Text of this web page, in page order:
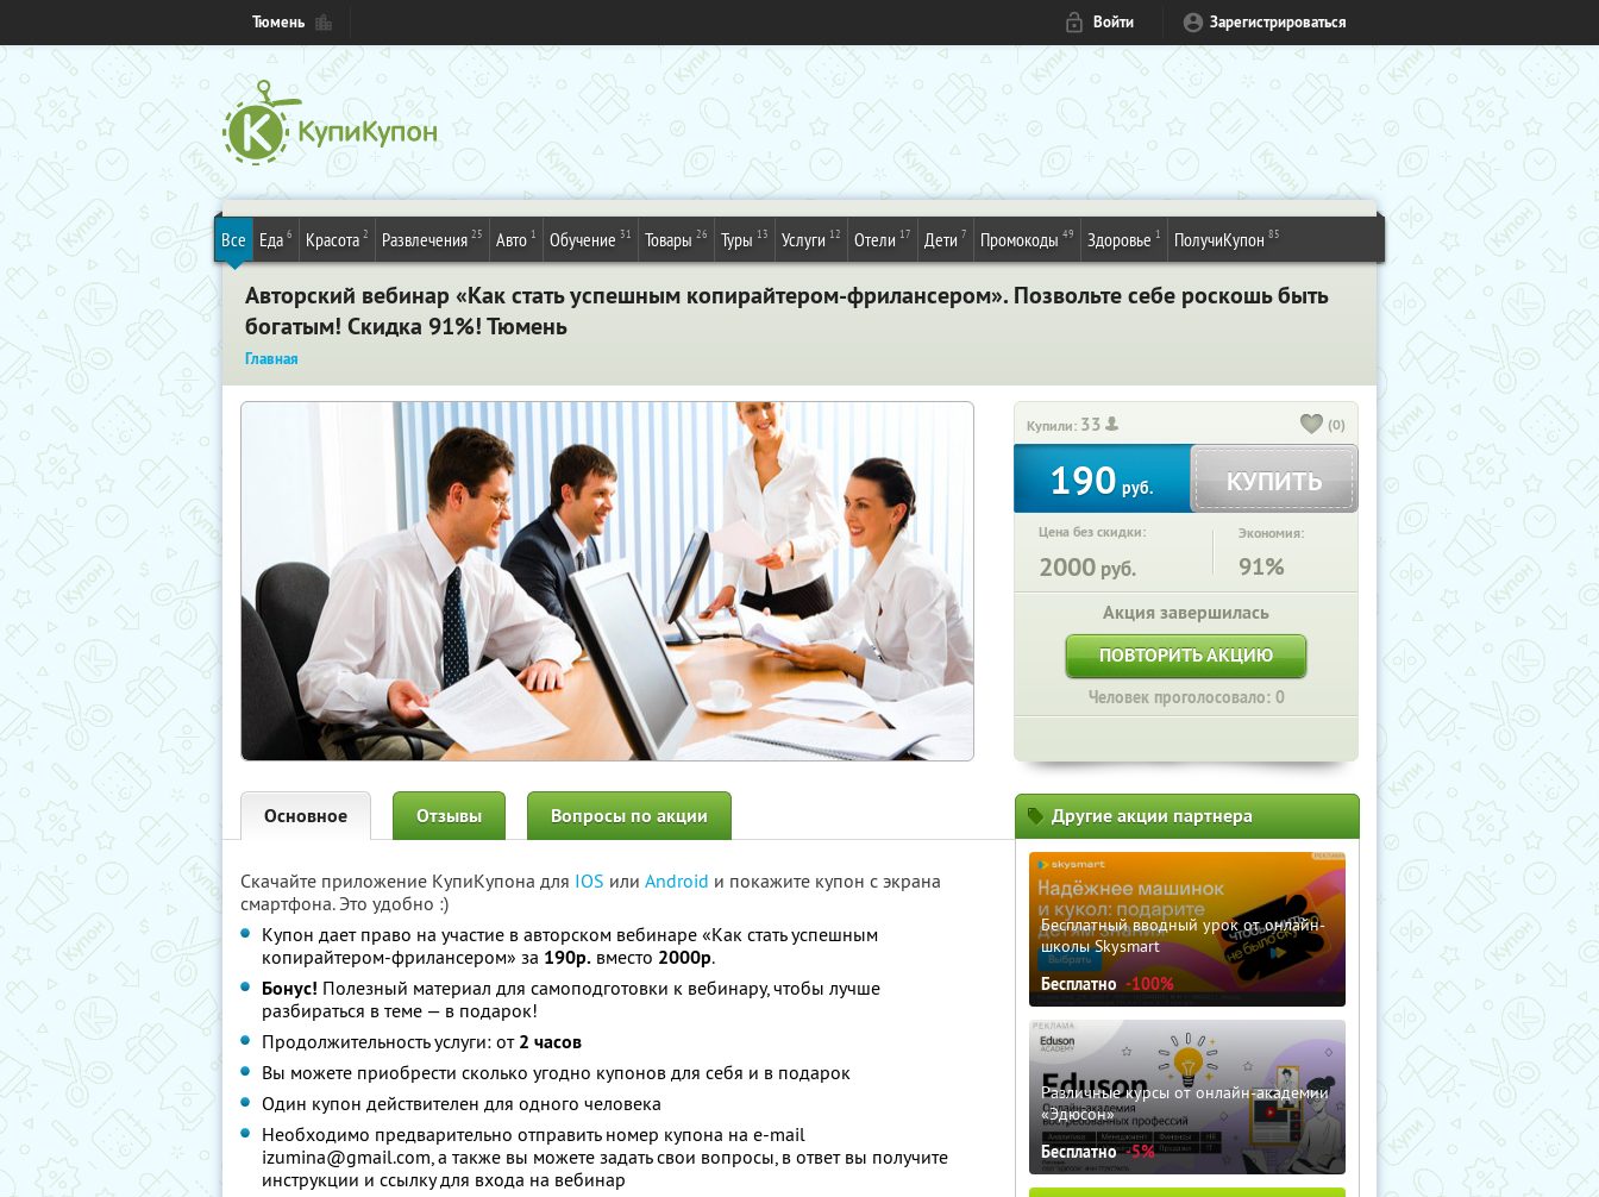
Тюмень Войти Зарегистрироваться
Все Еда 6 Красота 2 Развлечения 25 Авто 1 Обучение 31 Товары 26 Туры 13 Услуги 12 Отели 17 Дети 7 Промокоды 49 Здоровье 1 ПолучиКупон 85
Авторский вебинар «Как стать успешным копирайтером-фрилансером». Позвольте себе роскошь быть
богатым! Скидка 91%! Тюмень
Главная
Купили: 33 (0)
190 руб. КУПИТЬ
Цена без скидки:
2000 руб.
Экономия:
91%
Акция завершилась
ПОВТОРИТЬ АКЦИЮ
Человек проголосовало: 0
Основное Отзывы Вопросы по акции
Скачайте приложение КупиКупона для IOS или Android и покажите купон с экрана
смартфона. Это удобно :)
Купон дает право на участие в авторском вебинаре «Как стать успешным
копирайтером-фрилансером» за 190р. вместо 2000р.
Бонус! Полезный материал для самоподготовки к вебинару, чтобы лучше
разбираться в теме — в подарок!
Продолжительность услуги: от 2 часов
Вы можете приобрести сколько угодно купонов для себя и в подарок
Один купон действителен для одного человека
Необходимо предварительно отправить номер купона на e-mail
izumina@gmail.com, а также вы можете задать свои вопросы, в ответ вы получите
инструкции и ссылку для входа на вебинар
Другие акции партнера
Бесплатный вводный урок от онлайн-
школы Skysmart
Бесплатно -100%
Различные курсы от онлайн-академии
«Эдюсон»
Бесплатно -5%